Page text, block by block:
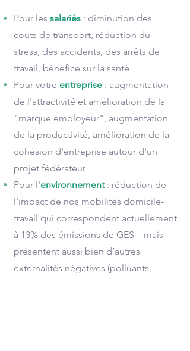
Pour les salariés : diminution des
couts de transport, réduction du
stress, des accidents, des arrêts de
travail, bénéfice sur la santé
Pour votre entreprise : augmentation
de l'attractivité et amélioration de la
"marque employeur", augmentation
de la productivité, amélioration de la
cohésion d'entreprise autour d'un
projet fédérateur
Pour l'environnement: réduction de
l'impact de nos mobilités domicile-
travail qui correspondent actuellement
à 13% des émissions de GES – mais
présentent aussi bien d’autres
externalités négatives (polluants,